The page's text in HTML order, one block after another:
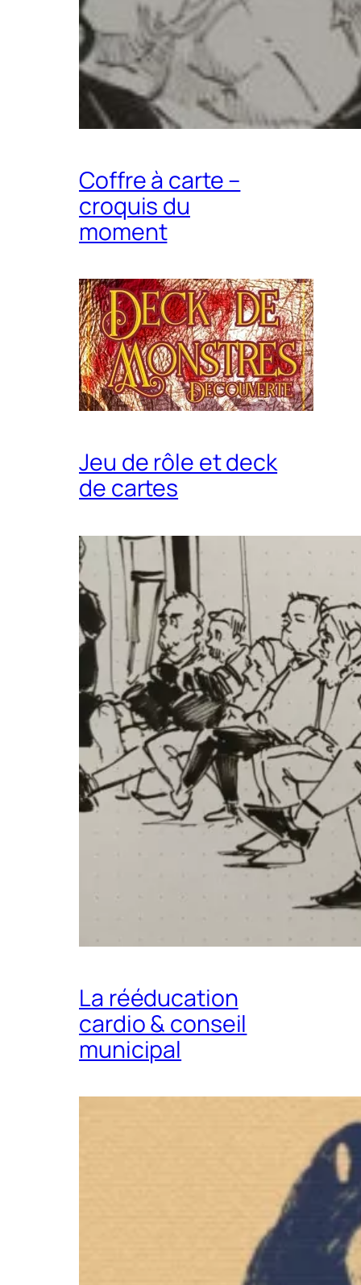
Coffre à carte –
croquis du
moment
Jeu de rôle et deck
de cartes
La rééducation
cardio & conseil
municipal